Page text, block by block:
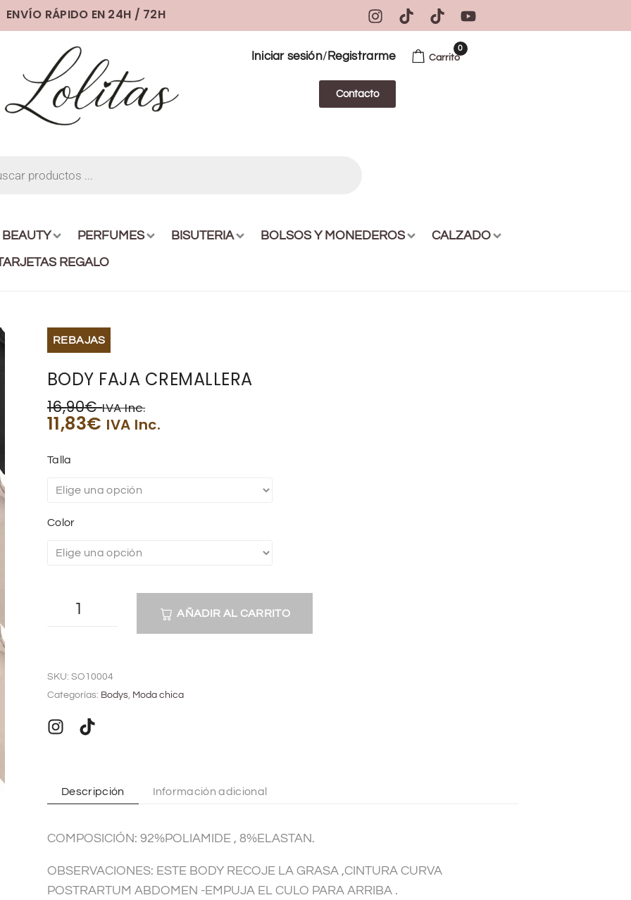
ENVÍO RÁPIDO EN 24H / 72H
Iniciar sesión/ Registrarme
Contacto
Carrito
0
BEAUTY PERFUMES BISUTERIA BOLSOS Y MONEDEROS
CALZADO
REGALO
REBAJAS
BODY FAJA CREMALLERA
16,90€ IVA Inc.
11,83€ IVA Inc.
Talla
Color
AÑADIR AL CARRITO
t
r
i
e
SKU: SO10004
Categorías: Bodys, Moda chica
Descripción Información adicional
COMPOSICIÓN: 92%POLIAMIDE , 8%ELASTAN.
OBSERVACIONES: ESTE BODY RECOJE LA GRASA ,CINTURA CURVA
POSTRARTUM ABDOMEN -EMPUJA EL CULO PARA ARRIBA .